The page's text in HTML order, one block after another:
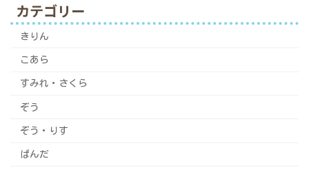
カテゴリー
きりん
こあら
すみれ・さくら
ぞう
ぞう・りす
ぱんだ